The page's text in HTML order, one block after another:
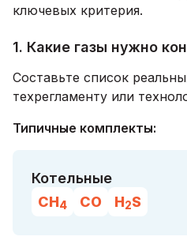
ключевых критерия.
1. Какие газы нужно
Составьте список
техрегламенту или
Типичные комплекты:
Котельные
CH4 CO H2S